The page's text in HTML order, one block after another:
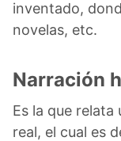
inventado,
novelas, etc.
Narración
Es la que
real, el cual es